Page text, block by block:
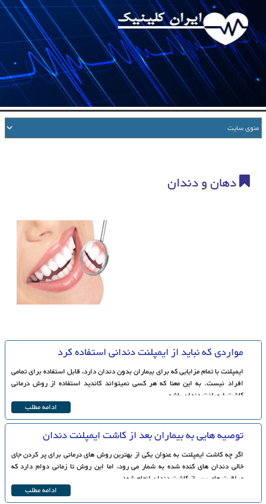
دهان و دندان
مواردی که نباید از ایمپلنت دندانی استفاده کرد
ایمپلنت با تمام مزایایی که برای بیماران بدون دندان دارد، قابل استفاده برای تمامی
افراد نیست. به این معنا که هر کسی نمی‎تواند کاندید استفاده از روش درمانی
کاشت ایمپلنت دندان باشد.
ادامه مطلب
توصیه هایی به بیماران بعد از کاشت ایمپلنت دندان
اگر چه کاشت ایمپلنت به عنوان یکی از بهترین روش های درمانی برای پر کردن جای
خالی دندان های کنده شده به شمار می رود، اما این روش تا زمانی دوام دارد که
مراقبت های پس از کاشت دندان انجام شود.
ادامه مطلب